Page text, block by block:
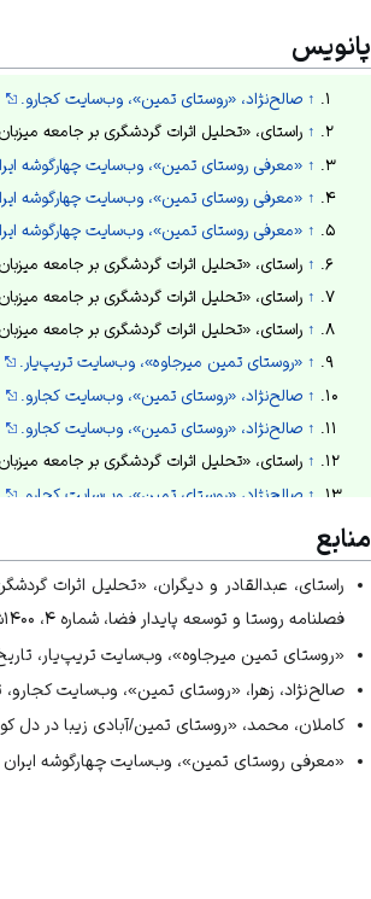
پانویس
↑ صالح‌نژاد، «روستای تمین»، وب‌سایت کجارو.
↑ راستای، «تحلیل اثرات گردشگری بر جامعه میزبان
↑ «معرفی روستای تمین»، وب‌سایت چهارگوشه
↑ «معرفی روستای تمین»، وب‌سایت چهارگوشه
↑ «معرفی روستای تمین»، وب‌سایت چهارگوشه
↑ راستای، «تحلیل اثرات گردشگری بر جامعه میزبان
↑ راستای، «تحلیل اثرات گردشگری بر جامعه میزبان
↑ راستای، «تحلیل اثرات گردشگری بر جامعه میزبان
↑ «روستای تمین میرجاوه»، وب‌سایت تریپ‌یار.
↑ صالح‌نژاد، «روستای تمین»، وب‌سایت کجارو.
↑ صالح‌نژاد، «روستای تمین»، وب‌سایت کجارو.
↑ راستای، «تحلیل اثرات گردشگری بر جامعه میزبان
↑ صالح‌نژاد، «روستای تمین»، وب‌سایت کجارو.
↑ کاملان، «روستای تمین/آبادی زیبا در دل کوه
↑ کاملان، «روستای تمین/آبادی زیبا در دل کوه
↑ کاملان، «روستای تمین/آبادی زیبا در دل کوه
منابع
راستای، عبدالقادر و دیگران، «تحلیل اثرات
فصلنامه روستا و توسعه پایدار فضا، شماره ۴، ۱۴۰۰ش.
«روستای تمین میرجاوه»، وب‌سایت تریپ‌یار، تاریخ بازدید: ۱۶
صالح‌نژاد، زهرا، «روستای تمین»، وب‌سایت کجارو، تاریخ
کاملان، محمد، «روستای تمین/آبادی زیبا در دل کوه
«معرفی روستای تمین»، وب‌سایت چهارگوشه ایران زیبا،